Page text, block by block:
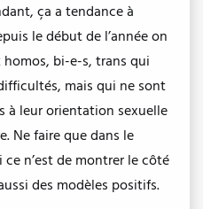
ça a tendance à
le début de l’année on
bi-e-s, trans qui
mais qui ne sont
à leur orientation sexuelle
Ne faire que dans le
n’est de montrer le côté
des modèles positifs.